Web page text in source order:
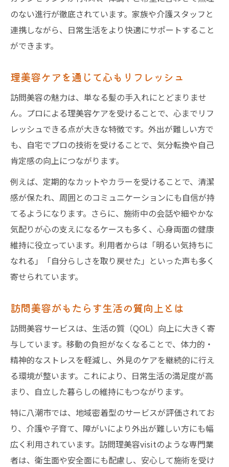
のない進行が徹底されています。家族や介護スタッフと
連携しながら、日常生活をより快適にサポートすること
ができます。
理美容ケアを通じて心もリフレッシュ
訪問美容の魅力は、単なる髪の手入れにとどまりませ
ん。プロによる理美容ケアを受けることで、心までリフ
レッシュできる点が大きな特徴です。外出が難しい方で
も、自宅でプロの技術を受けることで、気分転換や自己
肯定感の向上につながります。
例えば、定期的なカットやカラーを受けることで、清潔
感が保たれ、周囲とのコミュニケーションにも自信が持
てるようになります。さらに、施術中の会話や細やかな
気配りが心の支えになるケースも多く、心身両面の健康
維持に役立っています。利用者からは「明るい気持ちに
なれる」「自分らしさを取り戻せた」といった声も多く
寄せられています。
訪問美容がもたらす生活の質向上とは
訪問美容サービスは、生活の質（QOL）向上に大きく寄
与しています。移動の負担がなくなることで、体力的・
精神的なストレスを軽減し、外見のケアを継続的に行え
る環境が整います。これにより、日常生活の満足度が高
まり、自立した暮らしの維持にもつながります。
特に八潮市では、地域密着型のサービスが評価されてお
り、介護や子育て、障がいにより外出が難しい方にも幅
広く利用されています。訪問理美容visitのような専門業
者は、衛生面や安全面にも配慮し、安心して施術を受け